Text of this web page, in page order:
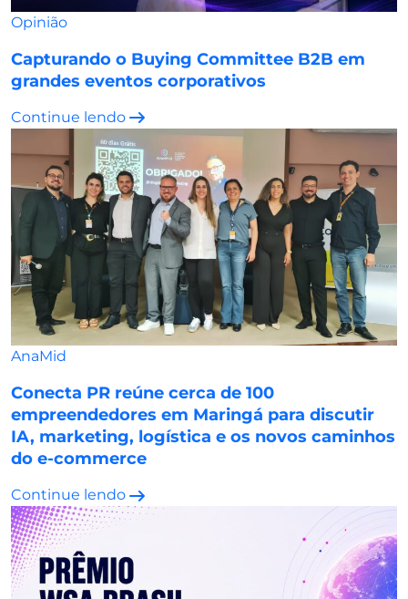
Opinião
Capturando o Buying Committee B2B em
grandes eventos corporativos
Continue lendo
AnaMid
Conecta PR reúne cerca de 100
empreendedores em Maringá para discutir
IA, marketing, logística e os novos caminhos
do e-commerce
Continue lendo